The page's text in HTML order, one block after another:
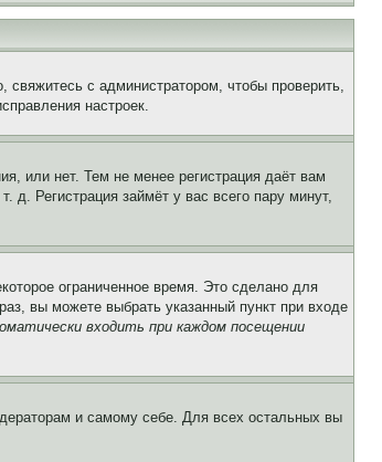
с администратором, чтобы проверить,
настроек.
или нет. Тем не менее регистрация даёт вам
Регистрация займёт у вас всего пару минут,
ограниченное время. Это сделано для
вы можете выбрать указанный пункт при входе
входить при каждом посещении
и самому себе. Для всех остальных вы